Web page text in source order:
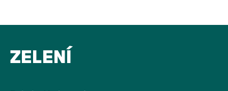
ZELENÍ